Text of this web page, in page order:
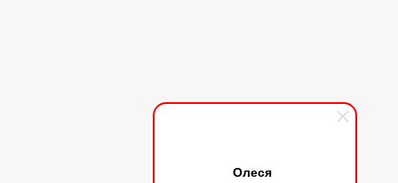
Олеся